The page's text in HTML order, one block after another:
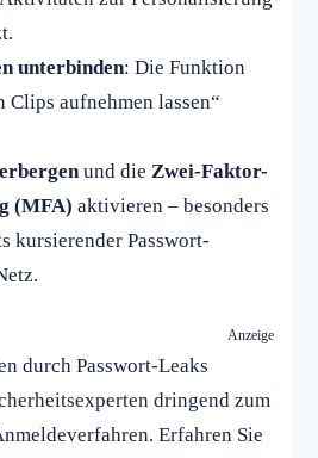
unterbinden: Die Funktion
Clips aufnehmen lassen“
und die Zwei-Faktor-
(MFA) aktivieren – besonders
kursierender Passwort-
Anzeige
durch Passwort-Leaks
dringend zum
Erfahren Sie